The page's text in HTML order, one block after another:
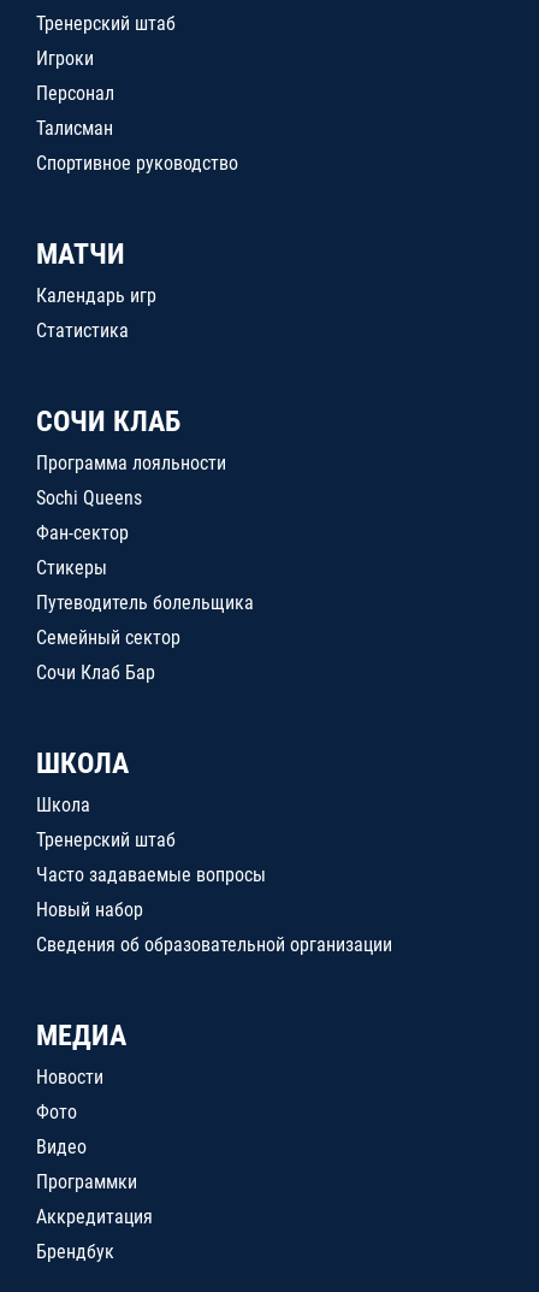
Тренерский штаб
Игроки
Персонал
Талисман
Спортивное руководство
МАТЧИ
Календарь игр
Статистика
СОЧИ КЛАБ
Программа лояльности
Sochi Queens
Фан-сектор
Стикеры
Путеводитель болельщика
Семейный сектор
Сочи Клаб Бар
ШКОЛА
Школа
Тренерский штаб
Часто задаваемые вопросы
Новый набор
Сведения об образовательной организации
МЕДИА
Новости
Фото
Видео
Программки
Аккредитация
Брендбук